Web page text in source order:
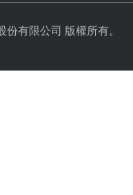
有限公司 版權所有。